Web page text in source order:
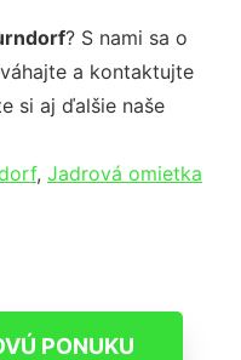
? S nami sa o
a kontaktujte
si aj ďalšie naše
, Jadrová omietka
PONUKU